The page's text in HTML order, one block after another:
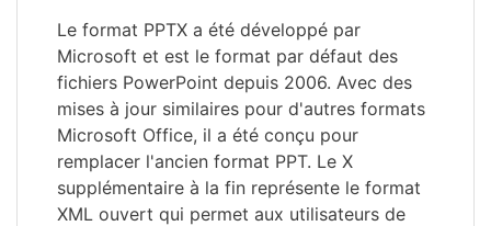
Le format PPTX a été développé par
Microsoft et est le format par défaut des
fichiers PowerPoint depuis 2006. Avec des
mises à jour similaires pour d'autres formats
Microsoft Office, il a été conçu pour
remplacer l'ancien format PPT. Le X
supplémentaire à la fin représente le format
XML ouvert qui permet aux utilisateurs de